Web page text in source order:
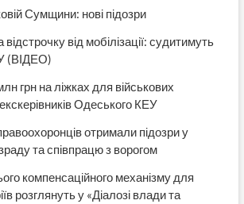
Сумщини: нові підозри
від мобілізації: судитимуть
(ВІДЕО)
грн на ліжках для військових
Одеського КЕУ
отримали підозри у
та співпрацю з ворогом
компенсаційного механізму для
розглянуть у «Діалозі влади та